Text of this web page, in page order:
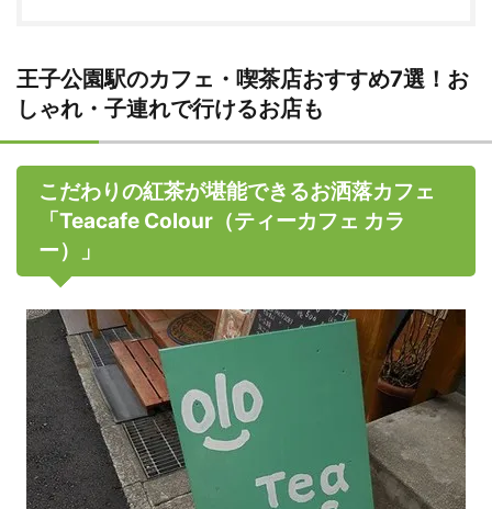
王子公園駅のカフェ・喫茶店おすすめ7選！お
しゃれ・子連れで行けるお店も
こだわりの紅茶が堪能できるお洒落カフェ
「Teacafe Colour（ティーカフェ カラ
ー）」